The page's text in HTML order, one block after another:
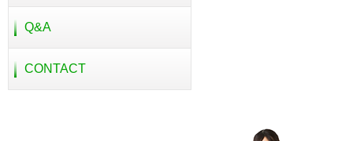
Q&A
CONTACT